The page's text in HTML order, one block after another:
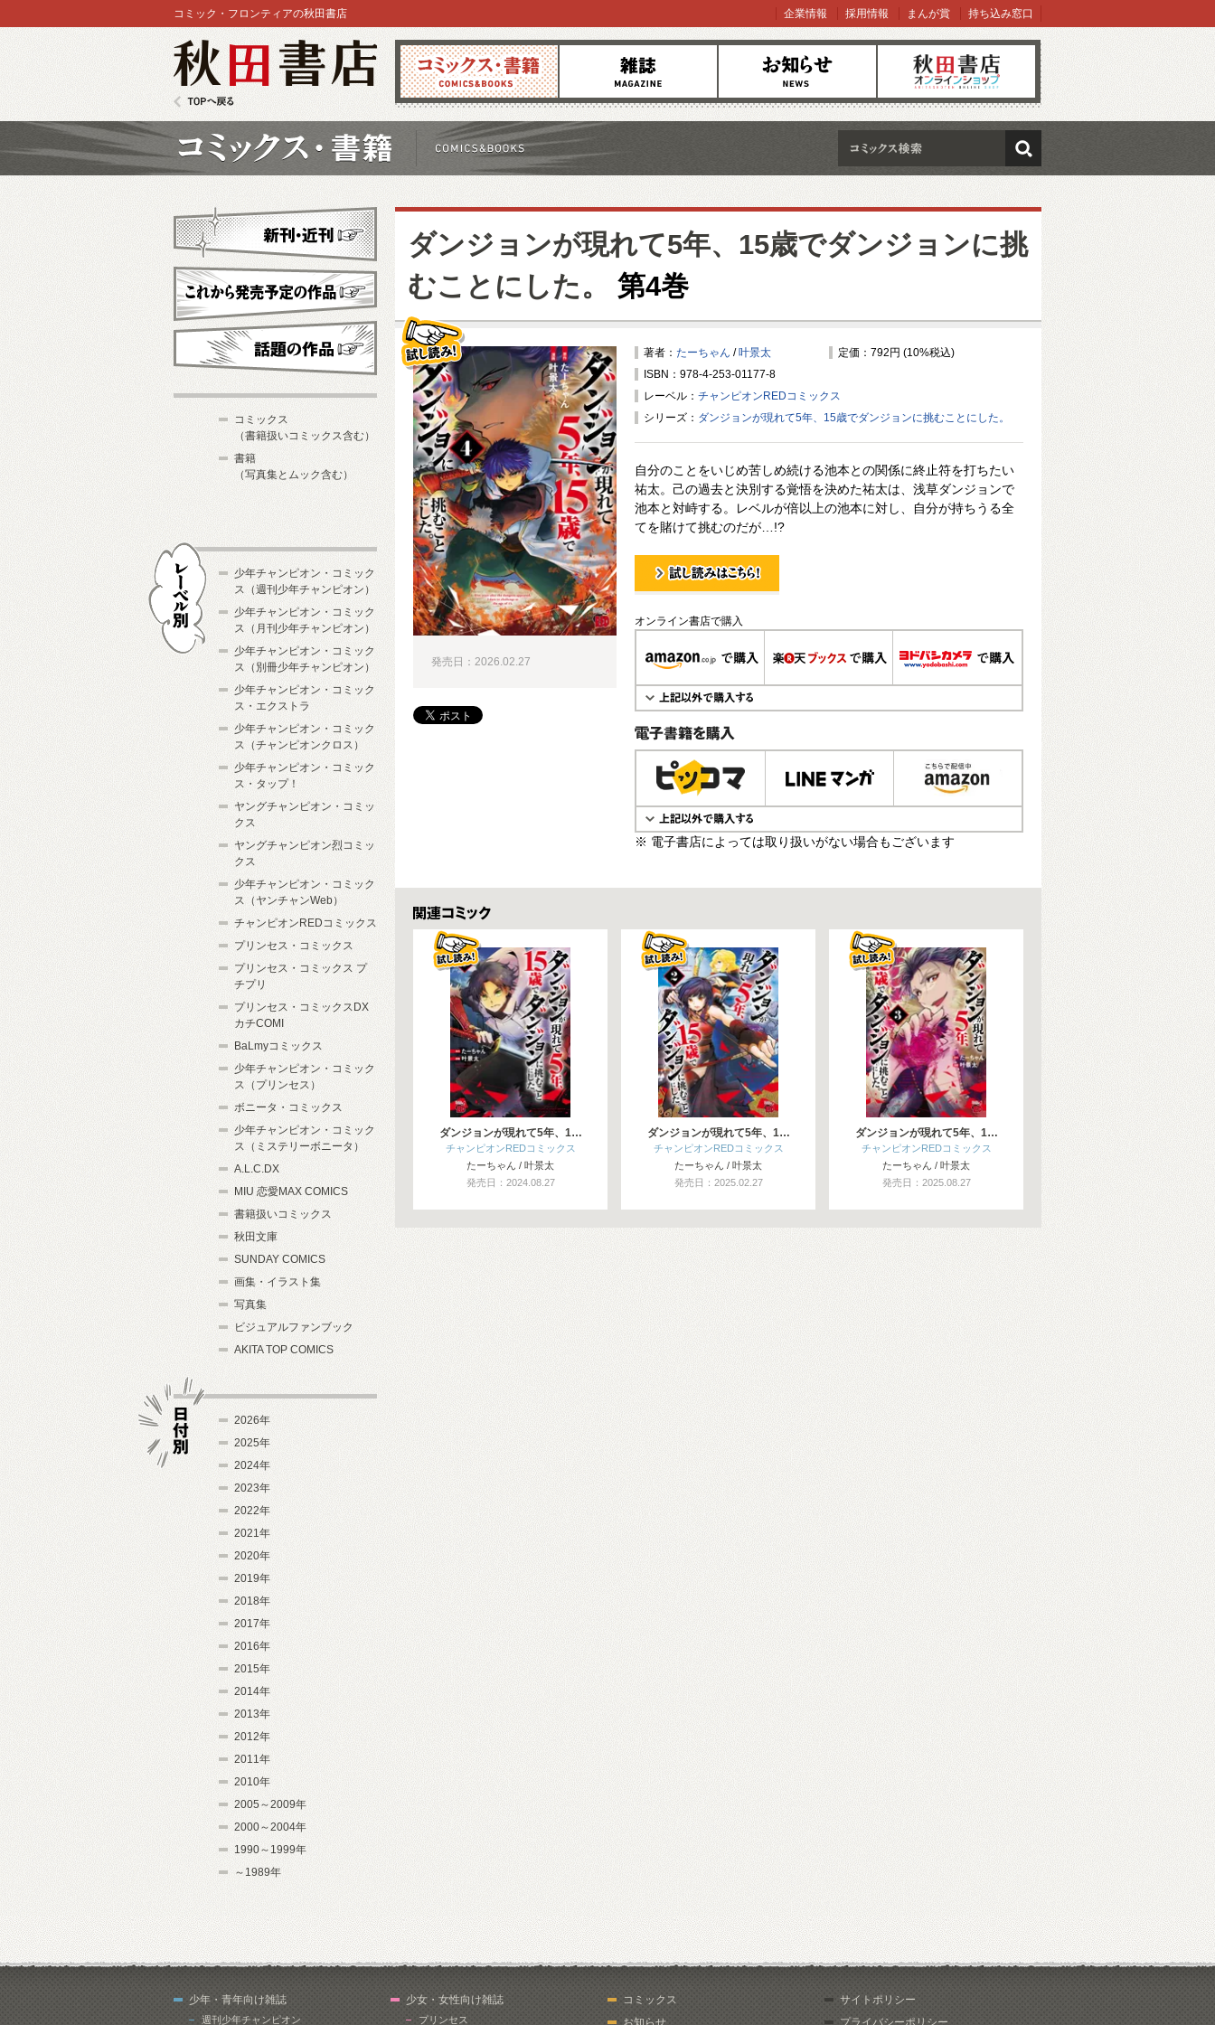
コミックス 雑誌 お知らせ オンラインショップ
コミック・フロンティアの秋田書店 企業情報 採用情報 まんが賞 持ち込み窓口
検索
ダンジョンが現れて5年、15歳でダンジョンに挑
むことにした。
第4巻
著者： たーちゃん /叶景太
定価：792円 (10%税込)
ISBN：978-4-253-01177-8
レーベル： チャンピオンREDコミックス
シリーズ： ダンジョンが現れて5年、15歳でダンジョンに挑むことにした。
自分のことをいじめ苦しめ続ける池本との関係に終止符を打ちたい
祐太。己の過去と決別する覚悟を決めた祐太は、浅草ダンジョンで
池本と対峙する。レベルが倍以上の池本に対し、自分が持ちうる全
てを賭けて挑むのだが…!?
試し読み！
オンライン書店で購入
電子書籍で購入
※ 電子書店によっては取り扱いがない場合もございます
発売日：2026.02.27
関連コミックス
ダンジョンが現れて5年、1…
チャンピオンREDコミックス
たーちゃん / 叶景太
発売日：2024.08.27
ダンジョンが現れて5年、1…
チャンピオンREDコミックス
たーちゃん / 叶景太
発売日：2025.02.27
ダンジョンが現れて5年、1…
チャンピオンREDコミックス
たーちゃん / 叶景太
発売日：2025.08.27
新刊・近刊
これから発売予定
コミックス
（書籍扱いコミックス含む）
書籍
（写真集とムック含む）
少年チャンピオン・コミック
ス（週刊少年チャンピオン）
少年チャンピオン・コミック
ス（月刊少年チャンピオン）
少年チャンピオン・コミック
ス（別冊少年チャンピオン）
少年チャンピオン・コミック
ス・エクストラ
少年チャンピオン・コミック
ス（チャンピオンクロス）
少年チャンピオン・コミック
ス・タップ！
ヤングチャンピオン・コミッ
クス
ヤングチャンピオン烈コミッ
クス
少年チャンピオン・コミック
ス（ヤンチャンWeb）
チャンピオンREDコミックス
プリンセス・コミックス
プリンセス・コミックス プ
チプリ
プリンセス・コミックスDX
カチCOMI
BaLmyコミックス
少年チャンピオン・コミック
ス（プリンセス）
ボニータ・コミックス
少年チャンピオン・コミック
ス（ミステリーボニータ）
A.L.C.DX
MIU 恋愛MAX COMICS
書籍扱いコミックス
秋田文庫
SUNDAY COMICS
画集・イラスト集
写真集
ビジュアルファンブック
AKITA TOP COMICS
2026年
2025年
2024年
2023年
2022年
2021年
2020年
2019年
2018年
2017年
2016年
2015年
2014年
2013年
2012年
2011年
2010年
2005～2009年
2000～2004年
1990～1999年
～1989年
少年・青年向け雑誌
週刊少年チャンピオン
少女・女性向け雑誌
プリンセス
コミックス
お知らせ
サイトポリシー
プライバシーポリシー